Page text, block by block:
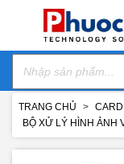
TRANG CHỦ
BỘ XỬ LÝ HÌNH ẢNH